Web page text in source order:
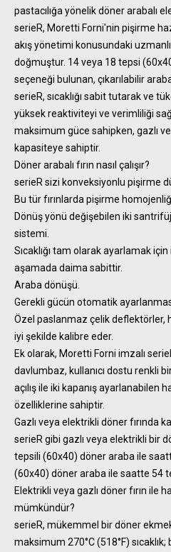
pastacılığa yönelik döner arabalı
serieR, Moretti Forni'nin pişirme
akış yönetimi konusundaki
doğmuştur. 14 veya 18 tepsi
seçeneği bulunan, çıkarılabilir
serieR, sıcaklığı sabit tutarak ve
yüksek reaktiviteyi ve verimliliği
maksimum güce sahipken, gazlı
kapasiteye sahiptir.
Döner arabalı fırın nasıl çalışır?
serieR sizi konveksiyonlu pişirme
Bu tür fırınlarda pişirme
Dönüş yönü değişebilen iki
sistemi.
Sıcaklığı tam olarak ayarlamak
aşamada daima sabittir.
Araba dönüşü.
Gerekli gücün otomatik
Özel paslanmaz çelik deflektörler,
iyi şekilde kalibre eder.
Ek olarak, Moretti Forni imzalı
davlumbaz, kullanıcı dostu renkli
açılış ile iki kapanış ayarlanabilen
özelliklerine sahiptir.
Gazlı veya elektrikli döner fırında
serieR gibi gazlı veya elektrikli bir
tepsili (60x40) döner araba ile
(60x40) döner araba ile saatte 54
Elektrikli veya gazlı döner fırın ile
mümkündür?
serieR, mükemmel bir döner
maksimum 270°C (518°F)